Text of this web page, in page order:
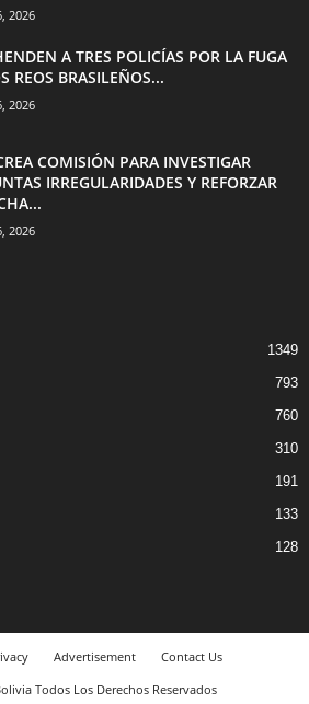
2026
A TRES POLICÍAS POR LA FUGA
REOS BRASILEÑOS...
2026
COMISIÓN PARA INVESTIGAR
IRREGULARIDADES Y REFORZAR
2026
1349
793
760
310
191
133
128
Advertisement
Contact Us
Todos Los Derechos Reservados